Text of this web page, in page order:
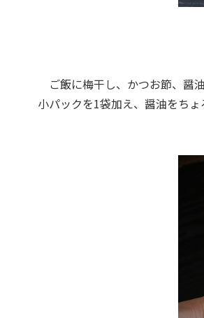
ご飯に梅干し、かつお節、醤
小パックを1袋加え、醤油をちょ